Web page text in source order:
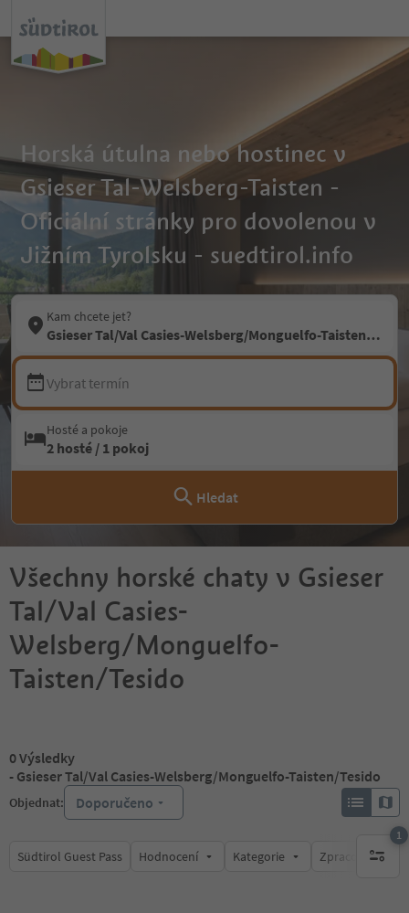
Horská útulna nebo hostinec v
Gsieser Tal-Welsberg-Taisten -
Oficiální stránky pro dovolenou v
Jižním Tyrolsku - suedtirol.info
Kam chcete jet?
Gsieser Tal/Val Casies-Welsberg/Monguelfo-Taisten/
Vybrat termín
Hosté a pokoje
2 hosté / 1 pokoj
Hledat
Všechny horské chaty v Gsieser
Tal/Val Casies-
Welsberg/Monguelfo-
Taisten/Tesido
0Výsledky
- Gsieser Tal/Val Casies-Welsberg/Monguelfo-Taisten/Tesido
Objednat: Doporučeno
Südtirol Guest Pass Hodnocení Kategorie Zpracovává
1
1